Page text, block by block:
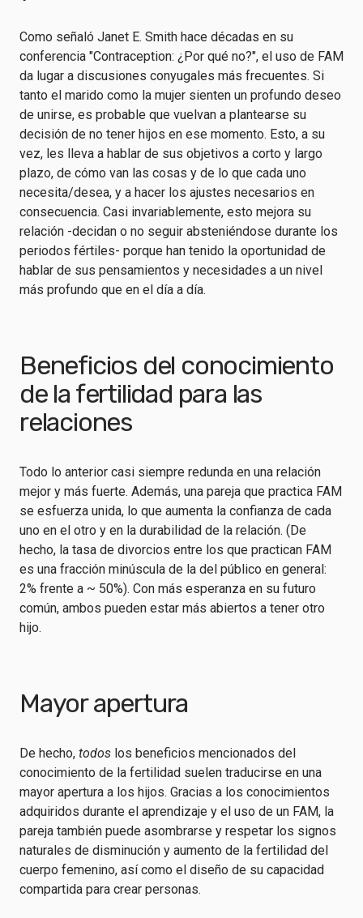
Como señaló Janet E. Smith hace décadas en su
conferencia "Contraception: ¿Por qué no?", el uso de FAM
da lugar a discusiones conyugales más frecuentes. Si
tanto el marido como la mujer sienten un profundo deseo
de unirse, es probable que vuelvan a plantearse su
decisión de no tener hijos en ese momento. Esto, a su
vez, les lleva a hablar de sus objetivos a corto y largo
plazo, de cómo van las cosas y de lo que cada uno
necesita/desea, y a hacer los ajustes necesarios en
consecuencia. Casi invariablemente, esto mejora su
relación -decidan o no seguir absteniéndose durante los
periodos fértiles- porque han tenido la oportunidad de
hablar de sus pensamientos y necesidades a un nivel
más profundo que en el día a día.
Beneficios del conocimiento
de la fertilidad para las
relaciones
Todo lo anterior casi siempre redunda en una relación
mejor y más fuerte. Además, una pareja que practica FAM
se esfuerza unida, lo que aumenta la confianza de cada
uno en el otro y en la durabilidad de la relación. (De
hecho, la tasa de divorcios entre los que practican FAM
es una fracción minúscula de la del público en general:
2% frente a ~ 50%). Con más esperanza en su futuro
común, ambos pueden estar más abiertos a tener otro
hijo.
Mayor apertura
De hecho, todos los beneficios mencionados del
conocimiento de la fertilidad suelen traducirse en una
mayor apertura a los hijos. Gracias a los conocimientos
adquiridos durante el aprendizaje y el uso de un FAM, la
pareja también puede asombrarse y respetar los signos
naturales de disminución y aumento de la fertilidad del
cuerpo femenino, así como el diseño de su capacidad
compartida para crear personas.